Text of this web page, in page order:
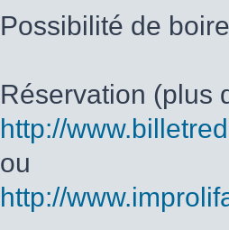
Possibilité de
Réservation (plus
http://
ou
http://